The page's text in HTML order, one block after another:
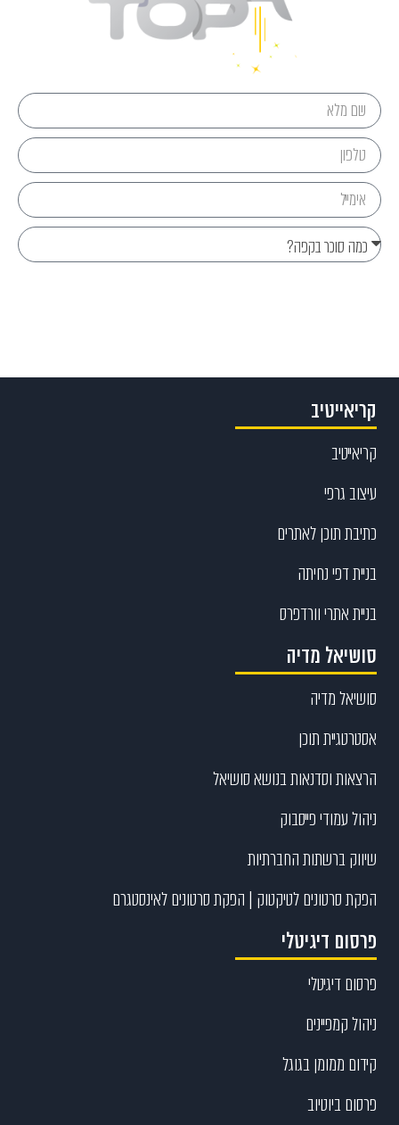
קריאייטיב
קריאייטיב
עיצוב גרפי
כתיבת תוכן לאתרים
בניית דפי נחיתה
בניית אתרי וורדפרס
סושיאל מדיה
סושיאל מדיה
אסטרטגיית תוכן
הרצאות וסדנאות בנושא סושיאל
ניהול עמודי פייסבוק
שיווק ברשתות החברתיות
הפקת סרטונים לטיקטוק | הפקת סרטונים לאינסטגרם
פרסום דיגיטלי
פרסום דיגיטלי
ניהול קמפיינים
קידום ממומן בגוגל
פרסום ביוטיוב